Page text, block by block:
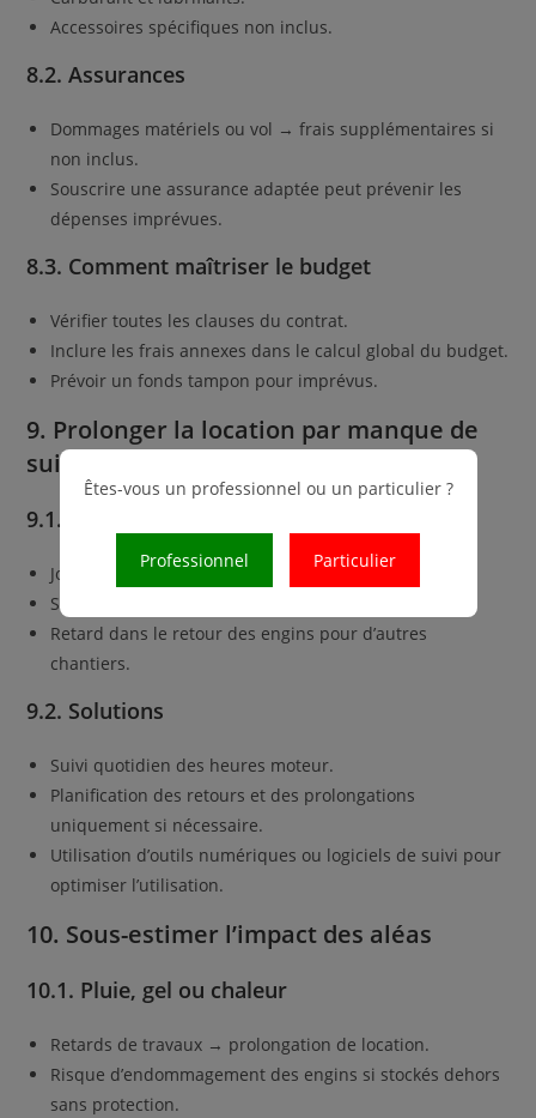
Accessoires spécifiques non inclus.
8.2. Assurances
Dommages matériels ou vol → frais supplémentaires si
non inclus.
Souscrire une assurance adaptée peut prévenir les
dépenses imprévues.
8.3. Comment maîtriser le budget
Vérifier toutes les clauses du contrat.
Inclure les frais annexes dans le calcul global du budget.
Prévoir un fonds tampon pour imprévus.
9. Prolonger la location par manque de
suivi
9.1. Conséquences
Journées facturées inutilement.
Surcoût direct sur le budget.
Retard dans le retour des engins pour d’autres
chantiers.
9.2. Solutions
Suivi quotidien des heures moteur.
Planification des retours et des prolongations
uniquement si nécessaire.
Utilisation d’outils numériques ou logiciels de suivi pour
optimiser l’utilisation.
10. Sous-estimer l’impact des aléas
10.1. Pluie, gel ou chaleur
Retards de travaux → prolongation de location.
Risque d’endommagement des engins si stockés dehors
sans protection.
Êtes-vous un professionnel ou un particulier ?
Professionnel Particulier